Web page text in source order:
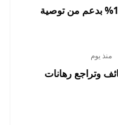
سهم سبيس إكس يقفز بأكثر من 12% بدعم من توصية
منذ يوم
وتراجع رهانات